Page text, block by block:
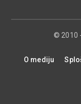
© 2010
O mediju